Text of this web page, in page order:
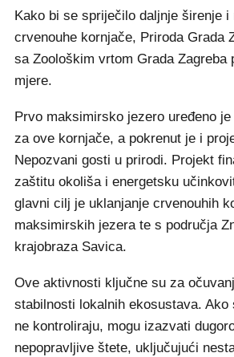
Kako bi se spriječilo daljnje širenje i
crvenouhe kornjače, Priroda Grada
sa Zoološkim vrtom Grada Zagreba
mjere.
Prvo maksimirsko jezero uređeno
za ove kornjače, a pokrenut je i
Nepozvani gosti u prirodi. Projekt
zaštitu okoliša i energetsku
glavni cilj je uklanjanje crvenouhih
maksimirskih jezera te s područja
krajobraza Savica.
Ove aktivnosti ključne su za
stabilnosti lokalnih ekosustava.
ne kontroliraju, mogu izazvati
nepopravljive štete, uključujući